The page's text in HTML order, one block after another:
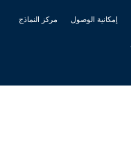
إمكانية الوصول مركز النماذج